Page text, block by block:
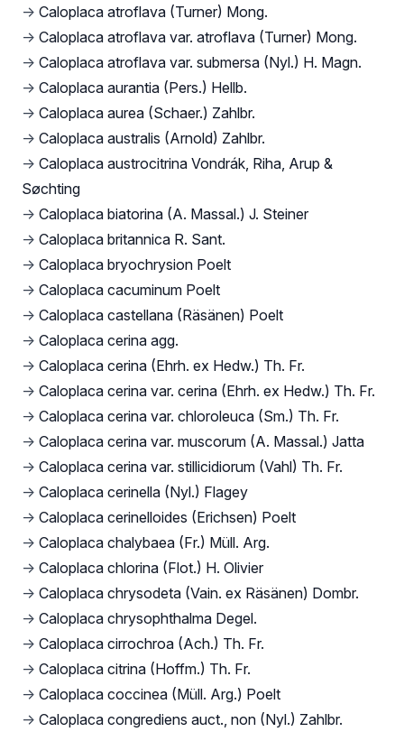
→ Caloplaca atroflava (Turner) Mong.
→ Caloplaca atroflava var. atroflava (Turner) Mong.
→ Caloplaca atroflava var. submersa (Nyl.) H. Magn.
→ Caloplaca aurantia (Pers.) Hellb.
→ Caloplaca aurea (Schaer.) Zahlbr.
→ Caloplaca australis (Arnold) Zahlbr.
→ Caloplaca austrocitrina Vondrák, Riha, Arup &
Søchting
→ Caloplaca biatorina (A. Massal.) J. Steiner
→ Caloplaca britannica R. Sant.
→ Caloplaca bryochrysion Poelt
→ Caloplaca cacuminum Poelt
→ Caloplaca castellana (Räsänen) Poelt
→ Caloplaca cerina agg.
→ Caloplaca cerina (Ehrh. ex Hedw.) Th. Fr.
→ Caloplaca cerina var. cerina (Ehrh. ex Hedw.) Th. Fr.
→ Caloplaca cerina var. chloroleuca (Sm.) Th. Fr.
→ Caloplaca cerina var. muscorum (A. Massal.) Jatta
→ Caloplaca cerina var. stillicidiorum (Vahl) Th. Fr.
→ Caloplaca cerinella (Nyl.) Flagey
→ Caloplaca cerinelloides (Erichsen) Poelt
→ Caloplaca chalybaea (Fr.) Müll. Arg.
→ Caloplaca chlorina (Flot.) H. Olivier
→ Caloplaca chrysodeta (Vain. ex Räsänen) Dombr.
→ Caloplaca chrysophthalma Degel.
→ Caloplaca cirrochroa (Ach.) Th. Fr.
→ Caloplaca citrina (Hoffm.) Th. Fr.
→ Caloplaca coccinea (Müll. Arg.) Poelt
→ Caloplaca congrediens auct., non (Nyl.) Zahlbr.